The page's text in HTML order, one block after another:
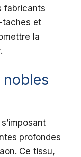
fabricants
taches et
la
nobles
profondes
Ce tissu,